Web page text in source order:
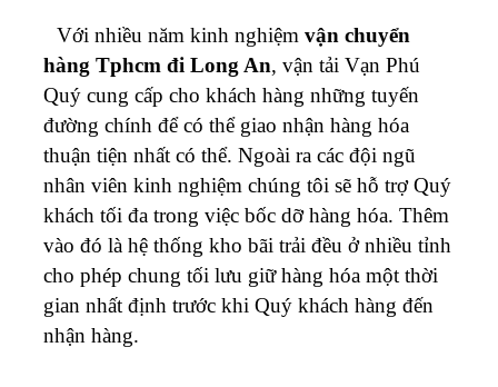
Với nhiều năm kinh nghiệm vận chuyển
hàng Tphcm đi Long An, vận tải Vạn Phú
Quý cung cấp cho khách hàng những tuyến
đường chính để có thể giao nhận hàng hóa
thuận tiện nhất có thể. Ngoài ra các đội ngũ
nhân viên kinh nghiệm chúng tôi sẽ hỗ trợ Quý
khách tối đa trong việc bốc dỡ hàng hóa. Thêm
vào đó là hệ thống kho bãi trải đều ở nhiều tỉnh
cho phép chung tối lưu giữ hàng hóa một thời
gian nhất định trước khi Quý khách hàng đến
nhận hàng.